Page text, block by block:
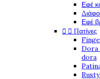
Εφέ
Εφέ
  Πατίνες
Dora
dora
Rusty